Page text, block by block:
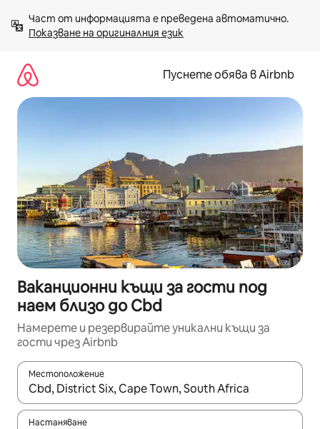
към
съдържанието
Показване на оригиналния език
Пуснете обява в Airbnb
Ваканционни къщи за гости под
наем близо до Cbd
Намерете и резервирайте уникални къщи за
гости чрез Airbnb
Местоположение
Когато резултатите се покажат, използвайте
Настаняване